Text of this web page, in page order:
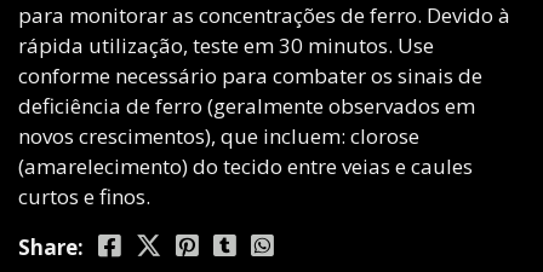
para monitorar as concentrações de ferro. Devido à
rápida utilização, teste em 30 minutos. Use
conforme necessário para combater os sinais de
deficiência de ferro (geralmente observados em
novos crescimentos), que incluem: clorose
(amarelecimento) do tecido entre veias e caules
curtos e finos.
Share: